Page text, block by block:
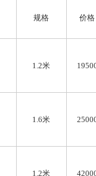
规格 价格
1.2米
1.6米
1.2米